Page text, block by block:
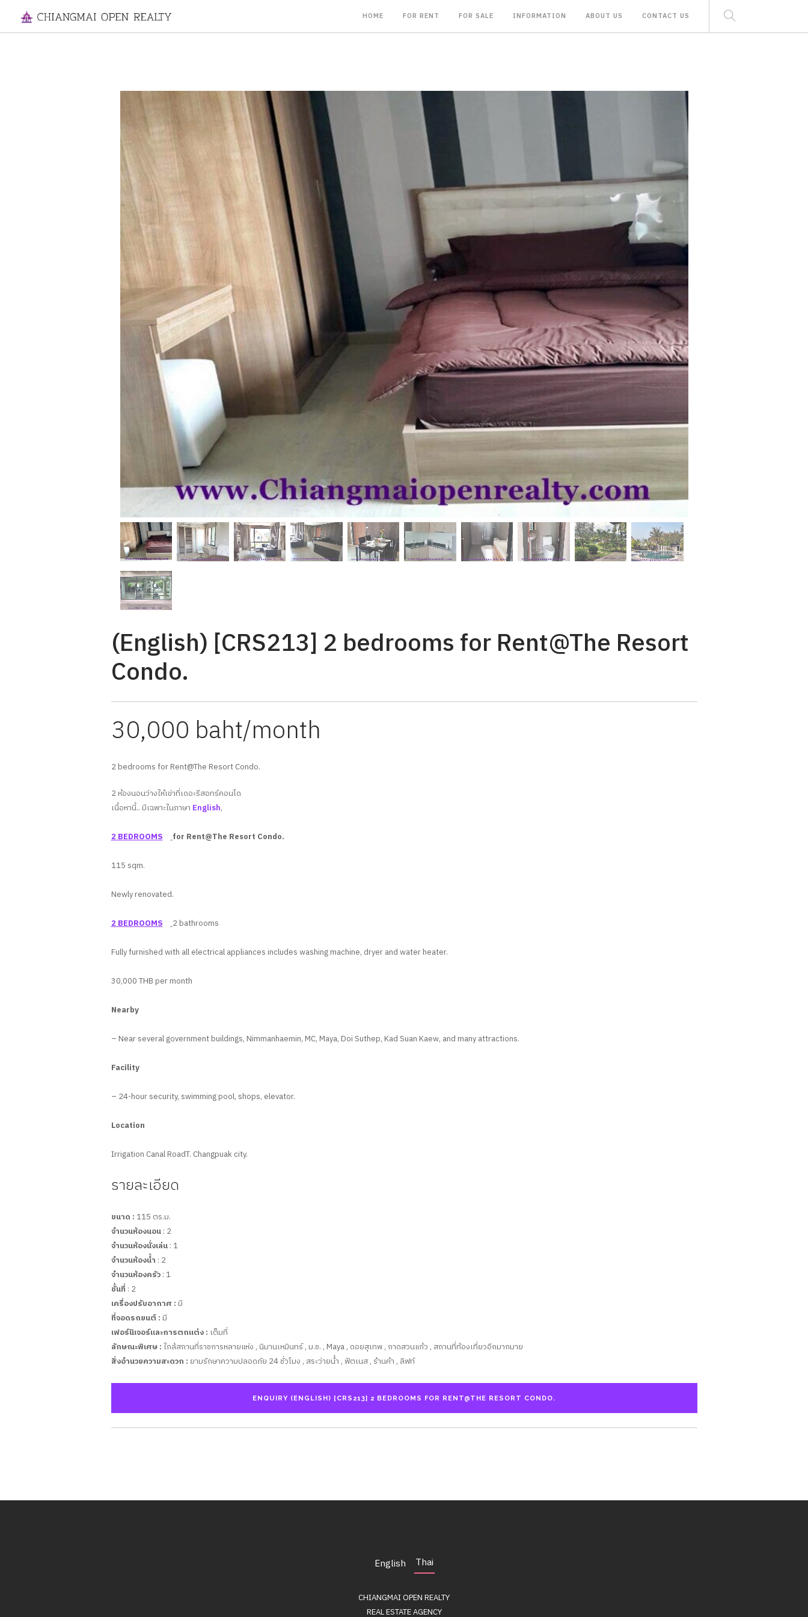
HOME FOR RENT FOR SALE INFORMATION ABOUT US CONTACT US
(English) [CRS213] 2 bedrooms for Rent@The Resort
Condo.
30,000 baht/month
2 bedrooms for Rent@The Resort Condo.
2 ห้องนอนว่างให้เข่าที่เดอะรีสอทร์คอนโด
เนื้อหานี้.. มีเฉพาะในภาษา English,
2 BEDROOMS for Rent@The Resort Condo.
115 sqm.
Newly renovated.
2 BEDROOMS 2 bathrooms
Fully furnished with all electrical appliances includes washing machine, dryer and water heater.
30,000 THB per month
Nearby
– Near several government buildings, Nimmanhaemin, MC, Maya, Doi Suthep, Kad Suan Kaew, and many attractions.
Facility
– 24-hour security, swimming pool, shops, elevator.
Location
Irrigation Canal RoadT. Changpuak city.
รายละเอียด
ขนาด : 115 ตร.ม.
จำนวนห้องนอน: 2
จำนวนห้องนั่งเล่น: 1
จำนวนห้องน้ำ : 2
จำนวนห้องครัว: 1
ชั้นที่ : 2
เครื่องปรับอากาศ : มี
ที่จอดรถยนต์ : มี
เฟอร์นิเจอร์และการตกแต่ง : เต็มที่
ลักษณะพิเศษ :ใกล้สถานที่ราชการหลายแห่ง , นิมานเหมินทร์ , ม.ช. , Maya , ดอยสุเทพ , กาดสวนแก้ว , สถานที่ท้องเที่ยวอีกมากมาย
สิ่งอำนวยความสะดวก : ยามรักษาความปลอดภัย 24 ชั่วโมง , สระว่ายน้ำ , ฟิตเนส , ร้านค้า , ลิฟท์
English Thai
CHIANGMAI OPEN REALTY
REAL ESTATE AGENCY